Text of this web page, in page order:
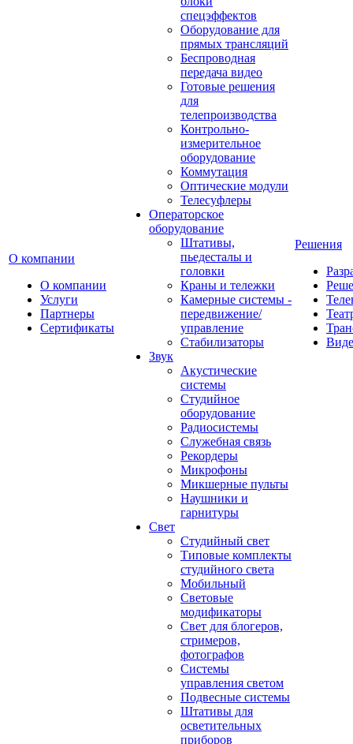
О компании
О компании
Услуги
Партнеры
Сертификаты
спецэффектов
Оборудование для
прямых трансляций
Беспроводная
передача видео
Готовые решения
для
телепроизводства
Контрольно-
измерительное
оборудование
Коммутация
Оптические модули
Телесуфлеры
Операторское
оборудование
Штативы,
пьедесталы и
головки
Краны и тележки
Камерные системы -
передвижение/
управление
Стабилизаторы
Звук
Акустические
системы
Студийное
оборудование
Радиосистемы
Служебная связь
Рекордеры
Микрофоны
Микшерные пульты
Наушники и
гарнитуры
Свет
Студийный свет
Типовые комплекты
студийного света
Мобильный
Световые
модификаторы
Свет для блогеров,
стримеров,
фотографов
Системы
управления светом
Подвесные системы
Штативы для
осветительных
приборов
Решения